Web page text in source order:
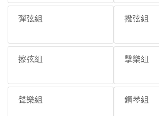
彈弦組 撥弦組
擦弦組 擊樂組
聲樂組 鋼琴組